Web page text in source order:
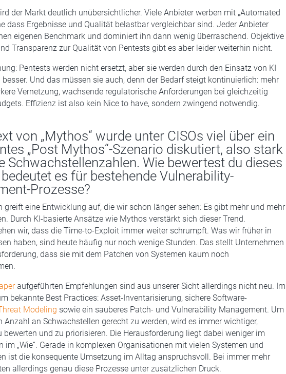
der Markt deutlich unübersichtlicher. Viele Anbieter werben mit „Automated
dass Ergebnisse und Qualität belastbar vergleichbar sind. Jeder Anbieter
eigenen Benchmark und dominiert ihn dann wenig überraschend. Objektive
Transparenz zur Qualität von Pentests gibt es aber leider weiterhin nicht.
Pentests werden nicht ersetzt, aber sie werden durch den Einsatz von KI
Und das müssen sie auch, denn der Bedarf steigt kontinuierlich: mehr
Vernetzung, wachsende regulatorische Anforderungen bei gleichzeitig
Effizienz ist also kein Nice to have, sondern zwingend notwendig.
von „Mythos“ wurde unter CISOs viel über ein
„Post Mythos“-Szenario diskutiert, also stark
Schwachstellenzahlen. Wie bewertest du dieses
es für bestehende Vulnerability-
Prozesse?
greift eine Entwicklung auf, die wir schon länger sehen: Es gibt mehr und mehr
Durch KI-basierte Ansätze wie Mythos verstärkt sich dieser Trend.
wir, dass die Time-to-Exploit immer weiter schrumpft. Was wir früher in
haben, sind heute häufig nur noch wenige Stunden. Das stellt Unternehmen
dass sie mit dem Patchen von Systemen kaum noch
aufgeführten Empfehlungen sind aus unserer Sicht allerdings nicht neu. Im
bekannte Best Practices: Asset-Inventarisierung, sichere Software-
Modeling sowie ein sauberes Patch- und Vulnerability Management. Um
Anzahl an Schwachstellen gerecht zu werden, wird es immer wichtiger,
bewerten und zu priorisieren. Die Herausforderung liegt dabei weniger im
im „Wie“. Gerade in komplexen Organisationen mit vielen Systemen und
ist die konsequente Umsetzung im Alltag anspruchsvoll. Bei immer mehr
allerdings genau diese Prozesse unter zusätzlichen Druck.